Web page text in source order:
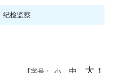
纪检监察
中 大